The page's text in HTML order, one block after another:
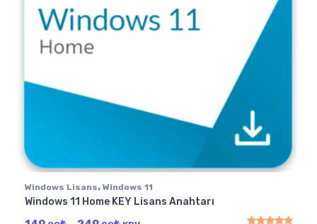
Windows Lisans, Windows 11
Windows 11 Home KEY Lisans Anahtarı